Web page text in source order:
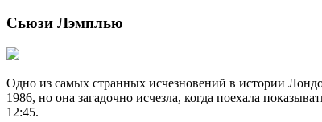
Сьюзи Лэмплью
Одно из самых странных исчезновений в истории
1986, но она загадочно исчезла, когда поехала
12:45.